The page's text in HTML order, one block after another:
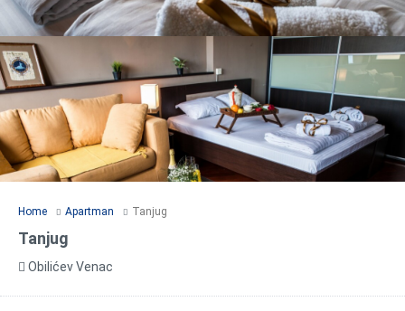
Home Apartman Tanjug
Tanjug
Obilićev Venac